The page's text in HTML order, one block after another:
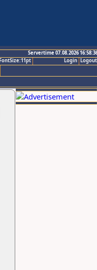
Servertime 07.08.2026
Logout
Login